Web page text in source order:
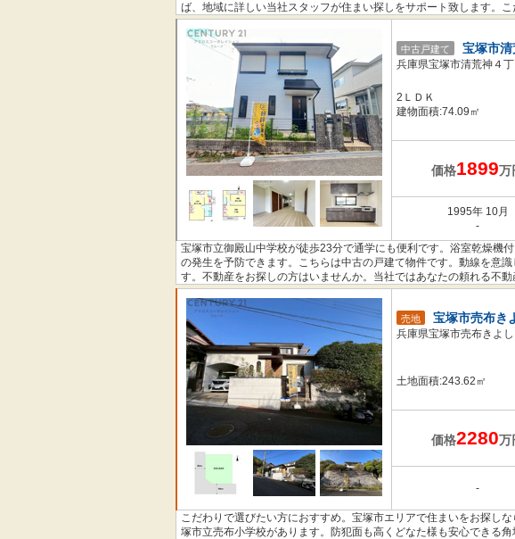
ば、地域に詳しい当社スタッフが住まい探しをサポート致します。
い。
中古戸建て 宝塚市
兵庫県宝塚市清荒神４
2ＬＤＫ
建物面積:74.09㎡
価格1899万
1995年 10月
-
宝塚市立御殿山中学校が徒歩23分で通学にも便利です。浴室乾燥機
の発生を予防できます。こちらは中古の戸建て物件です。動線を意
す。不動産をお探しの方はいませんか。当社ではあなたの頼れる不
扱っております。ぜひご検討ください。
売地 宝塚市売布き
兵庫県宝塚市売布きよ
土地面積:243.62㎡
価格2280万
-
こだわりで選びたい方におすすめ。宝塚市エリアで住まいをお探し
塚市立売布小学校があります。防犯面も高くどなた様も安心できる